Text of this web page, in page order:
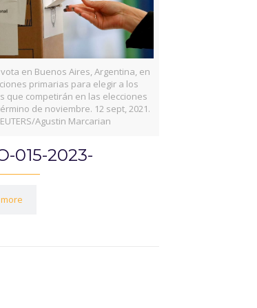
en Buenos Aires, Argentina, en
primarias para elegir a los
que competirán en las elecciones
de noviembre. 12 sept, 2021.
Agustin Marcarian
015-2023-